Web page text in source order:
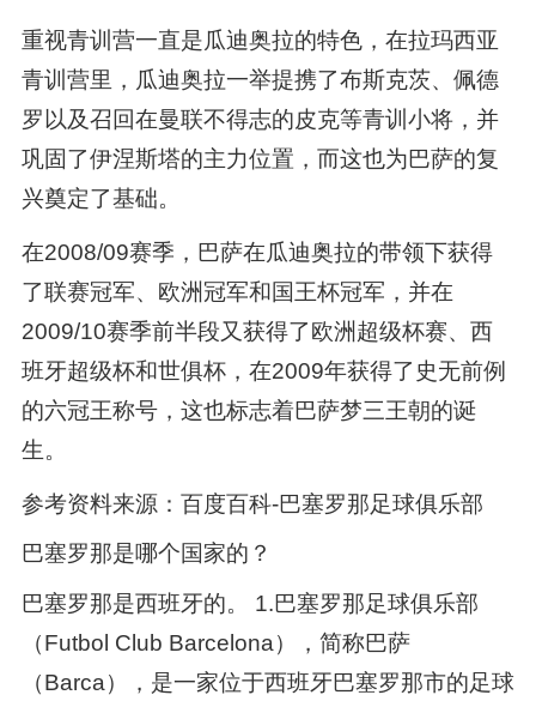
重视青训营一直是瓜迪奥拉的特色，在拉玛西亚
青训营里，瓜迪奥拉一举提携了布斯克茨、佩德
罗以及召回在曼联不得志的皮克等青训小将，并
巩固了伊涅斯塔的主力位置，而这也为巴萨的复
兴奠定了基础。
在2008/09赛季，巴萨在瓜迪奥拉的带领下获得
了联赛冠军、欧洲冠军和国王杯冠军，并在
2009/10赛季前半段又获得了欧洲超级杯赛、西
班牙超级杯和世俱杯，在2009年获得了史无前例
的六冠王称号，这也标志着巴萨梦三王朝的诞
生。
参考资料来源：百度百科-巴塞罗那足球俱乐部
巴塞罗那是哪个国家的？
巴塞罗那是西班牙的。 1.巴塞罗那足球俱乐部
（Futbol Club Barcelona），简称巴萨
（Barca），是一家位于西班牙巴塞罗那市的足球